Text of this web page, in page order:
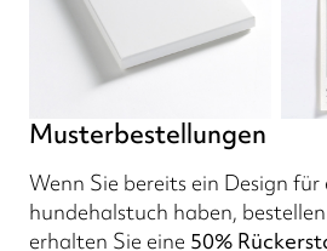
Musterbestellungen
Wenn Sie bereits ein Design für
hundehalstuch haben,
erhalten Sie eine 50%